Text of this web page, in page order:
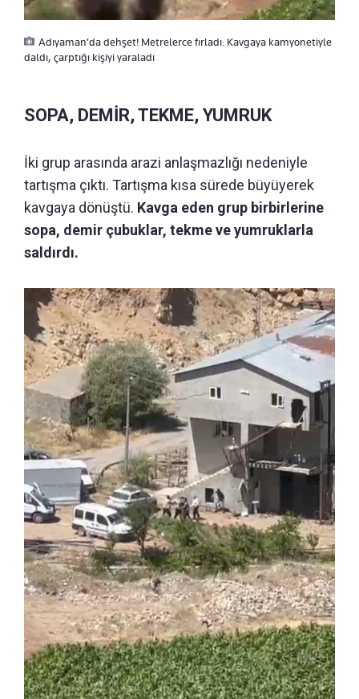
Adıyaman’da dehşet! Metrelerce fırladı: Kavgaya kamyonetiyle
daldı, çarptığı kişiyi yaraladı
SOPA, DEMİR, TEKME, YUMRUK
İki grup arasında arazi anlaşmazlığı nedeniyle
tartışma çıktı. Tartışma kısa sürede büyüyerek
kavgaya dönüştü. Kavga eden grup birbirlerine
sopa, demir çubuklar, tekme ve yumruklarla
saldırdı.